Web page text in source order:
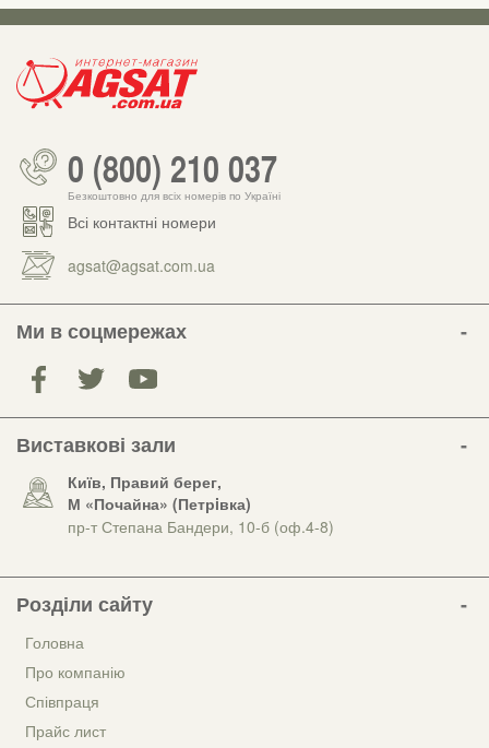
0 (800) 210 037
Безкоштовно для всіх номерів по Україні
Всі контактні номери
agsat@agsat.com.ua
Ми в соцмережах
Виставкові зали
Київ, Правий берег,
М «Почайна» (Петрiвка)
пр-т Степана Бандери, 10-б (оф.4-8)
Розділи сайту
Головна
Про компанію
Співпраця
Прайс лист